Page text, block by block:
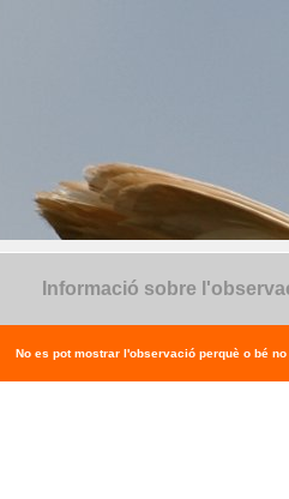
Informació sobre
No es pot mostrar l'observació perquè o bé